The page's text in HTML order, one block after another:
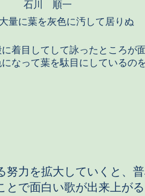
石川 順一
量に葉を灰色に汚して居りぬ
に着目してして詠ったところが
なって葉を駄目にしているの
力を拡大していくと、
とで面白い歌が出来上が